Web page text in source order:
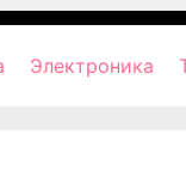
Электроника